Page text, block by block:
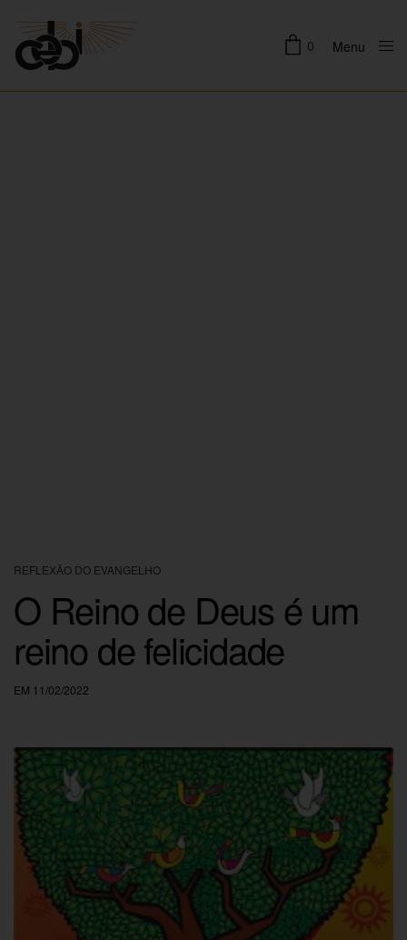
0 Menu
REFLEXÃO DO EVANGELHO
O Reino de Deus é um
reino de felicidade
EM 11/02/2022